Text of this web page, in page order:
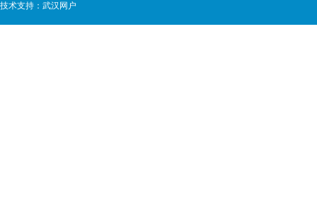
技术支持： 武汉网户